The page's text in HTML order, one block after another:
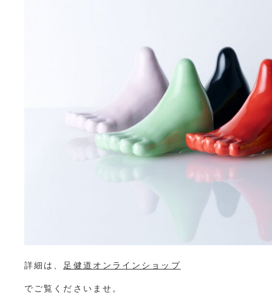
詳細は、 足健道オンラインショップ
でご覧くださいませ。